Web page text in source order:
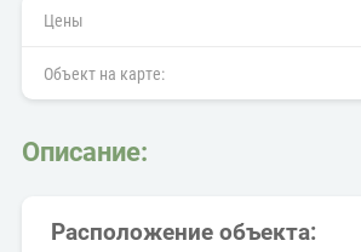
Цены
Объект на карте:
Описание:
Расположение объекта: